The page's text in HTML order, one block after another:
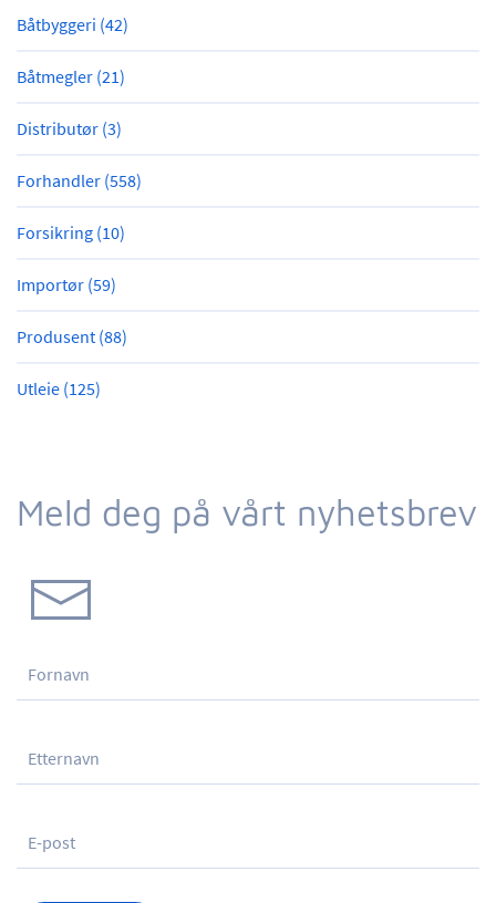
Båtbyggeri (42)
Båtmegler (21)
Distributør (3)
Forhandler (558)
Forsikring (10)
Importør (59)
Produsent (88)
Utleie (125)
Meld deg på vårt nyhetsbrev